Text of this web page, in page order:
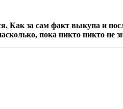
Как за сам факт выкупа и
пока никто никто не